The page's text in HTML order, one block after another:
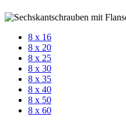
8 x 16
8 x 20
8 x 25
8 x 30
8 x 35
8 x 40
8 x 50
8 x 60